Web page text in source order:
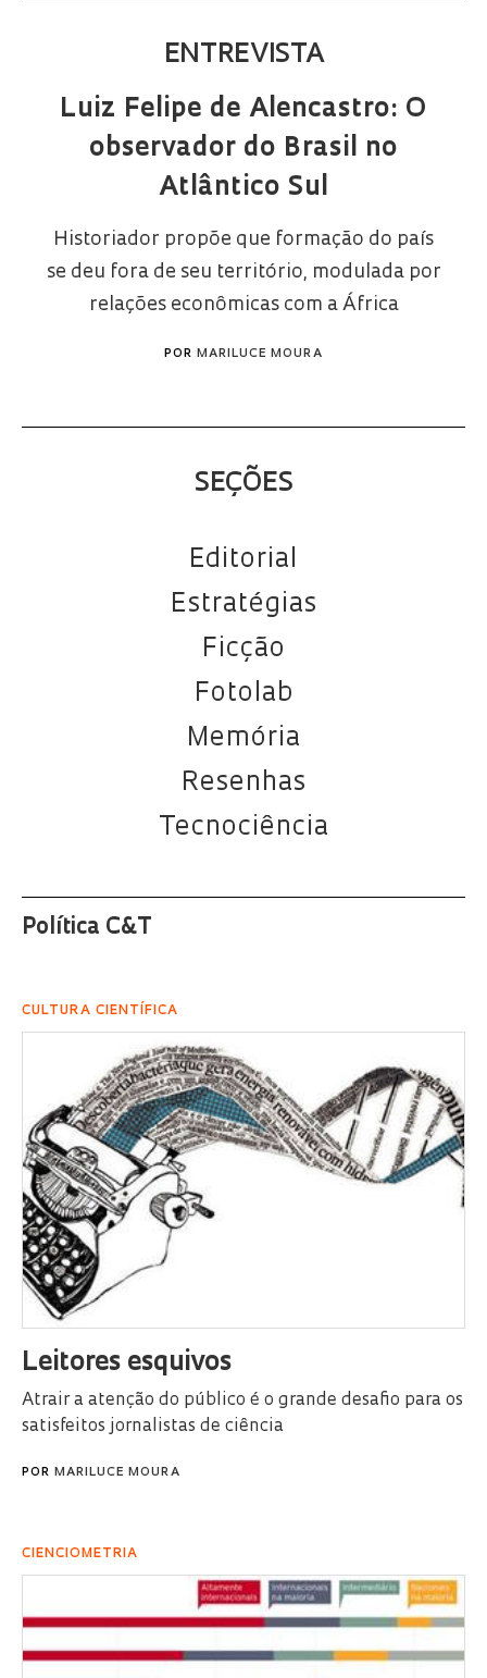
ENTREVISTA
Luiz Felipe de Alencastro: O
observador do Brasil no
Atlântico Sul
Historiador propõe que formação do país
se deu fora de seu território, modulada por
relações econômicas com a África
POR MARILUCE MOURA
SEÇÕES
Editorial
Estratégias
Ficção
Fotolab
Memória
Resenhas
Tecnociência
Política C&T
CULTURA CIENTÍFICA
Leitores esquivos
Atrair a atenção do público é o grande desafio para os
satisfeitos jornalistas de ciência
POR MARILUCE MOURA
CIENCIOMETRIA